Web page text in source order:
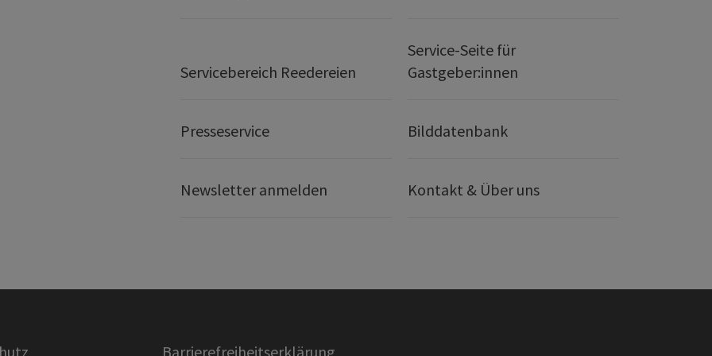
Servicebereich Reedereien
Service-Seite für
Gastgeber:innen
Presseservice Bilddatenbank
Newsletter anmelden Kontakt & Über uns
Barrierefreiheitserklärung